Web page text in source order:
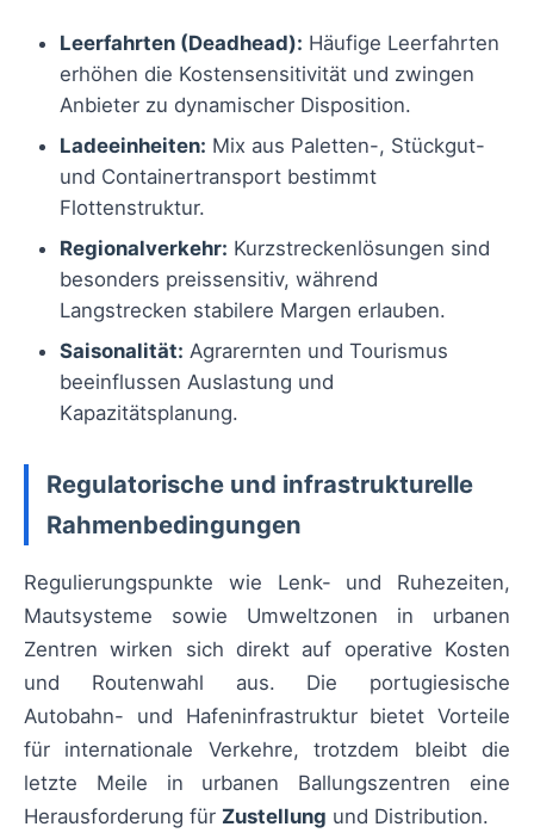
Leerfahrten (Deadhead): Häufige Leerfahrten
erhöhen die Kostensensitivität und zwingen
Anbieter zu dynamischer Disposition.
Ladeeinheiten: Mix aus Paletten-, Stückgut-
und Containertransport bestimmt
Flottenstruktur.
Regionalverkehr: Kurzstreckenlösungen sind
besonders preissensitiv, während
Langstrecken stabilere Margen erlauben.
Saisonalität: Agrarernten und Tourismus
beeinflussen Auslastung und
Kapazitätsplanung.
Regulatorische und infrastrukturelle
Rahmenbedingungen
Regulierungspunkte wie Lenk- und Ruhezeiten,
Mautsysteme sowie Umweltzonen in urbanen
Zentren wirken sich direkt auf operative Kosten
und Routenwahl aus. Die portugiesische
Autobahn- und Hafeninfrastruktur bietet Vorteile
für internationale Verkehre, trotzdem bleibt die
letzte Meile in urbanen Ballungszentren eine
Herausforderung für Zustellung und Distribution.